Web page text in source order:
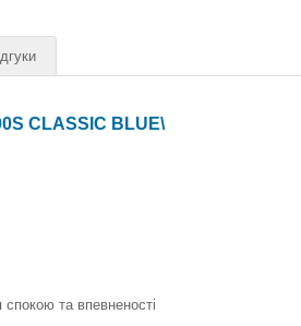
CLASSIC BLUE\
та впевненості